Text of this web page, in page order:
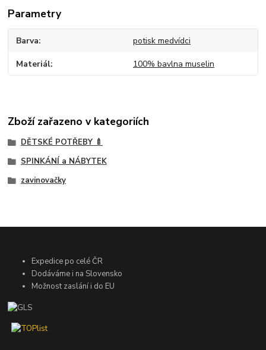
Parametry
Barva potisk medvídci
Materiál 100% bavlna muselin
Zboží zařazeno v kategoriích
DĚTSKÉ POTŘEBY 🍼
SPINKÁNÍ a NÁBYTEK
zavinovačky
Expedice po celé ČR
Dodáváme i na Slovensko
Možnost zaslání i do EU